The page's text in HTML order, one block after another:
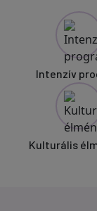
Intenzív
Kulturális